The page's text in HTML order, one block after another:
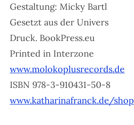
Gestaltung: Micky Bartl
Gesetzt aus der Univers
Druck. BookPress.eu
Printed in Interzone
www.molokoplusrecords.de
ISBN 978-3-910431-50-8
www.katharinafranck.de/shop